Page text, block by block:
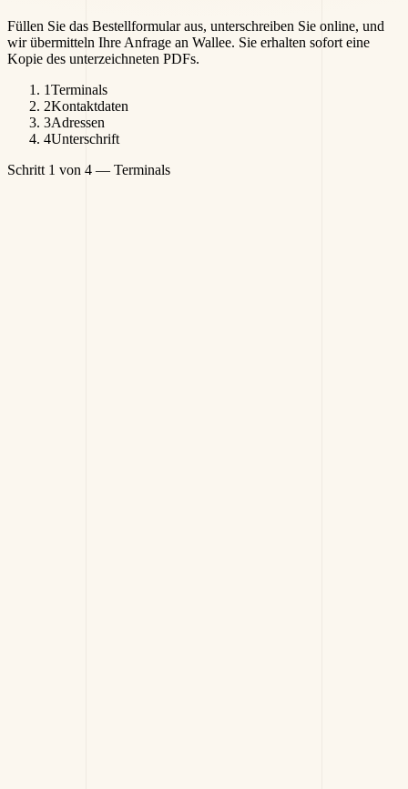
Füllen Sie das Bestellformular aus, unterschreiben Sie online, und
wir übermitteln Ihre Anfrage an Wallee. Sie erhalten sofort eine
Kopie des unterzeichneten PDFs.
1Terminals
2Kontaktdaten
3Adressen
4Unterschrift
Schritt 1 von 4 — Terminals